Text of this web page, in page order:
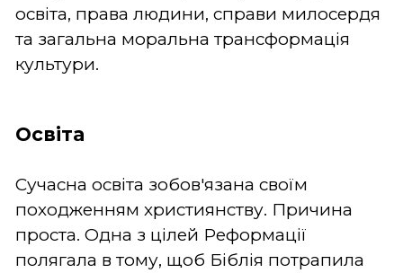
освіта, права людини, справи милосердя
та загальна моральна трансформація
культури.
Освіта
Сучасна освіта зобов'язана своїм
походженням християнству. Причина
проста. Одна з цілей Реформації
полягала в тому, щоб Біблія потрапила